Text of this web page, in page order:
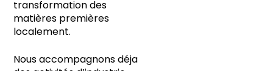
transformation des
matières premières
localement.
Nous accompagnons déja